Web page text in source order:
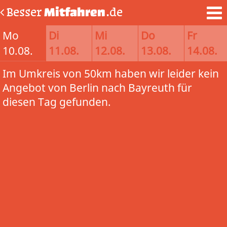
BesserMitfahren.de
Mo
10.08.
Di
11.08.
Mi
12.08.
Do
13.08.
Fr
14.08.
Im Umkreis von 50km haben wir leider kein
Angebot von Berlin nach Bayreuth für
diesen Tag gefunden.